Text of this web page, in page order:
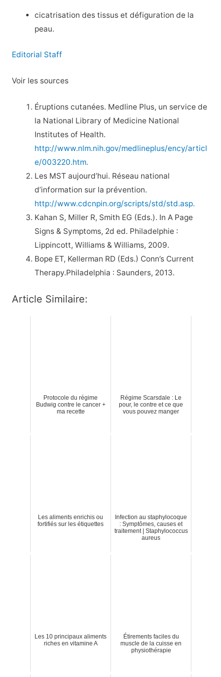
cicatrisation des tissus et défiguration de la
peau.
Editorial Staff
Voir les sources
Éruptions cutanées. Medline Plus, un service de
la National Library of Medicine National
Institutes of Health.
http://www.nlm.nih.gov/medlineplus/ency/articl
e/003220.htm.
Les MST aujourd’hui. Réseau national
d’information sur la prévention.
http://www.cdcnpin.org/scripts/std/std.asp.
Kahan S, Miller R, Smith EG (Eds.). In A Page
Signs & Symptoms, 2d ed. Philadelphie :
Lippincott, Williams & Williams, 2009.
Bope ET, Kellerman RD (Eds.) Conn’s Current
Therapy.Philadelphia : Saunders, 2013.
Article Similaire:
Protocole du régime
Budwig contre le cancer +
ma recette
Régime Scarsdale : Le
pour, le contre et ce que
vous pouvez manger
Les aliments enrichis ou
fortifiés sur les étiquettes
Infection au staphylocoque
: Symptômes, causes et
traitement | Staphylococcus
aureus
Les 10 principaux aliments
riches en vitamine A
Étirements faciles du
muscle de la cuisse en
physiothérapie